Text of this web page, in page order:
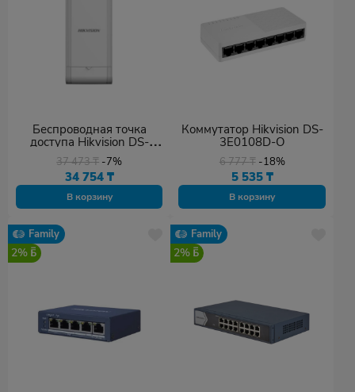
Беспроводная точка
доступа Hikvision DS-
3WF02C-5AC/O V3
37 473₸ -7%
34 754 ₸
В корзину
Коммутатор Hikvision DS-
3E0108D-O
6 777₸ -18%
5 535 ₸
В корзину
Family
2%
Family
2%